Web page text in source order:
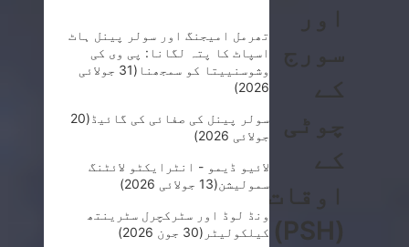
اور
سورج
کے
چوٹی
کے
اوقات
(PSH)
تھرمل امیجنگ اور سولر پینل ہاٹ
اسپاٹ کا پتہ لگانا: پی وی کی
وشوسنییتا کو سمجھنا
(31 جولائی
2026)
سولر پینل کی صفائی کی گائیڈ (20
جولائی 2026)
لائیو ڈیمو - انٹرایکٹو لائٹنگ
سمولیشن(13 جولائی 2026)
ونڈ لوڈ اور سٹرکچرل سٹرینتھ
کیلکولیٹر (30 جون 2026)